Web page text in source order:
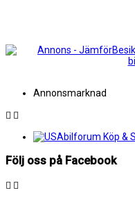
Annonsmarknad
Följ oss på Facebook